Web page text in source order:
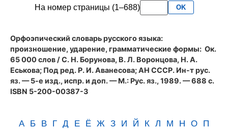
АванесоваНа номер страницы (1–688) OK
Орфоэпический словарь русского языка:
произношение, ударение, грамматические формы: Ок.
65 000 слов / С. Н. Борунова, В. Л. Воронцова, Н. А.
Еськова; Под ред. Р. И. Аванесова; АН СССР. Ин-т рус.
яз. — 5-е изд., испр. и доп. — М.: Рус. яз., 1989. — 688 с.
ISBN 5-200-00387-3
А Б В Г Д Е Ё Ж З И Й К Л М Н О П